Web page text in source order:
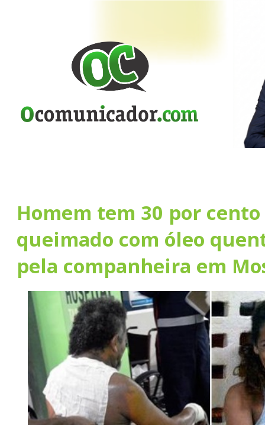
Homem tem 30 por
queimado com óleo
pela companheira em